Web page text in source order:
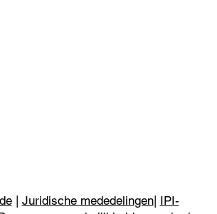
| Juridische mededelingen| IPI-